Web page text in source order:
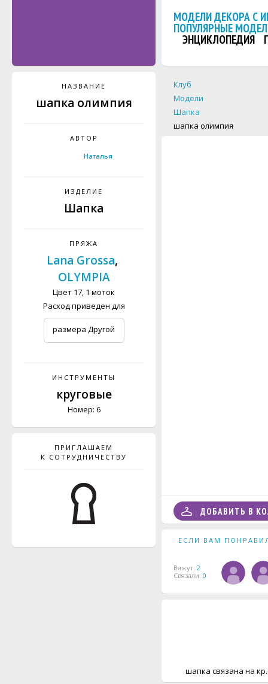
МОДЕЛИ ДЕКОРА С
ПОПУЛЯРНЫЕ
ЭНЦИКЛОПЕДИЯ
НАЗВАНИЕ
шапка олимпия
АВТОР
Наталья
ИЗДЕЛИЕ
Шапка
ПРЯЖА
Lana Grossa,
OLYMPIA
Цвет 17, 1 моток
Расход приведен для
размера Другой
ИНСТРУМЕНТЫ
круговые
Номер: 6
ПРИГЛАШАЕМ
К СОТРУДНИЧЕСТВУ
Клуб
Модели
Шапка
шапка олимпия
ДОБАВИТЬ В
ЕСЛИ ВАМ
Вяжут: 2
Связали: 0
шапка связана на